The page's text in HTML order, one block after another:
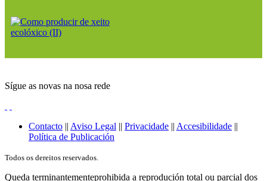
Sígue as novas na nosa rede
Contacto || Aviso Legal || Privacidade || Accesibilidade ||
Política de Publicación
Todos os dereitos reservados.
Queda terminantementeprohibida a reprodución total ou parcial dos